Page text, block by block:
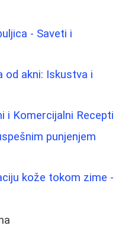
- Saveti i
od akni: Iskustva i
i Komercijalni Recepti
punjenjem
kože tokom zime -